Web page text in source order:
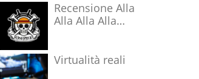
Recensione Alla
Alla Alla Alla
Virtualità reali